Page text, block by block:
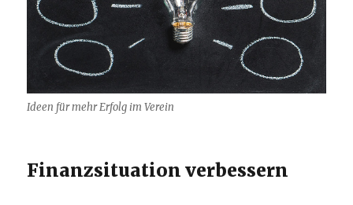
Ideen für mehr Erfolg im Verein
Finanzsituation verbessern